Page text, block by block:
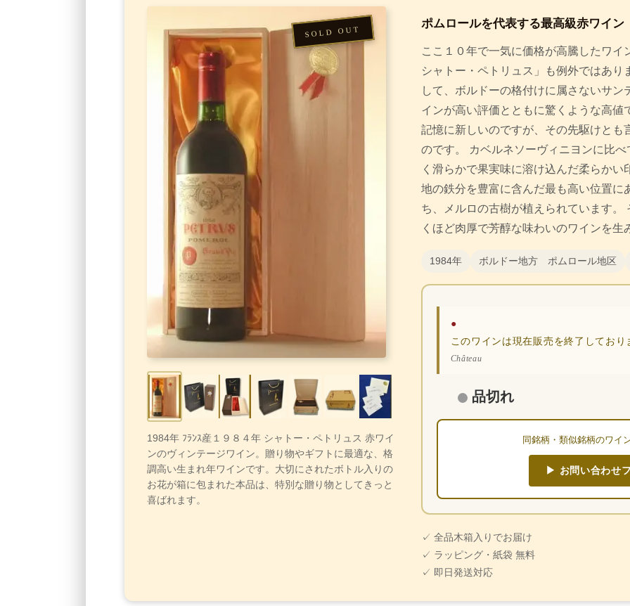
1984年 ﾌﾗﾝｽ産１９８４年 シャトー・ペトリュス 赤ワイ
ンのヴィンテージワイン。贈り物やギフトに最適な、格
調高い生まれ年ワインです。大切にされたボトル入りの
お花が箱に包まれた本品は、特別な贈り物としてきっと
喜ばれます。
ポムロールを代表する最高級赤ワイン
ここ１０年で一気に価格が高騰したワ
シャトー・ペトリュス」も例外ではあり
して、ボルドーの格付けに属さないサ
インが高い評価とともに驚くような高値
記憶に新しいのですが、その先駆けとも
のです。 カベルネソーヴィニヨンに比
く滑らかで果実味に溶け込んだ柔らか
地の鉄分を豊富に含んだ最も高い位置に
ち、メルロの古樹が植えられています。
くほど肉厚で芳醇な味わいのワインを生
1984年 ボルドー地方 ポムロール地区
●
このワインは現在販売を終了しており
Château
品切れ
同銘柄・類似銘柄のワイ
▶ お問い合わせ
✓ 全品木箱入りでお届け
✓ ラッピング・紙袋 無料
✓ 即日発送対応